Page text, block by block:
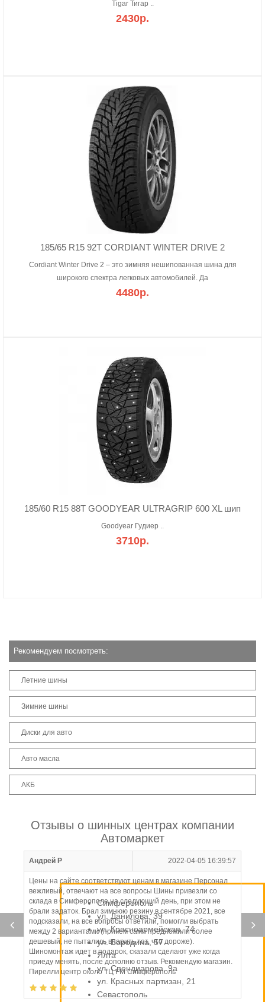
Tigar Тигар ..
2430р.
185/65 R15 92T CORDIANT WINTER DRIVE 2
Cordiant Winter Drive 2 – это зимняя нешипованная шина для
широкого спектра легковых автомобилей. Да
4480р.
185/60 R15 88T GOODYEAR ULTRAGRIP 600 XL шип
Goodyear Гудиер ..
3710р.
Рекомендуем посмотреть:
Летние шины
Зимние шины
Диски для авто
Авто масла
АКБ
Отзывы о шинных центрах компании
Автомаркет
Андрей Р 2022-04-05 16:39:57
Цены на сайте соответствуют ценам в магазине Персонал
вежливый, отвечают на все вопросы Шины привезли со
склада в Симферополе на следующий день, при этом не
брали задаток. Брал зимнюю резину в сентябре 2021, все
подсказали, на все вопросы ответили, помогли выбрать
между 2 вариантами (причем сами предложили более
дешевый, не пытались впарить тот, что дороже).
Шиномонтаж идет в подарок, сказали сделают уже когда
приеду менять, после дополню отзыв. Рекомендую магазин.
Пирелли центр около ТЦ FM Симферополь
Симферополь
ул. Данилова, 39
ул. Красноармейская, 74
ул. Бородина, 57
Ялта
ул. Спендиарова, 9а
ул. Красных партизан, 21
Севастополь